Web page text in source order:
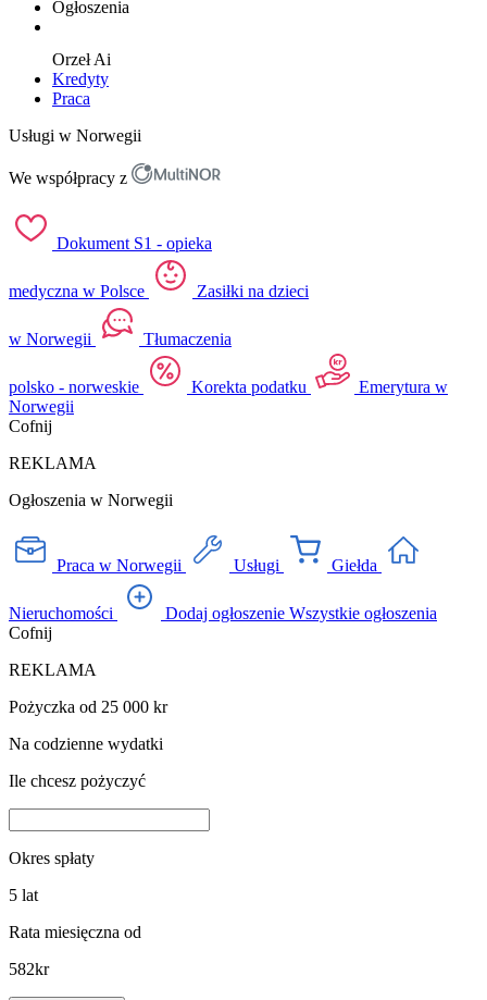
Ogłoszenia
OrzełAi
Kredyty
Praca
Usługi w Norwegii
We współpracy z
Dokument S1 - opieka
medyczna w Polsce Zasiłki na dzieci
w Norwegii Tłumaczenia
polsko - norweskie Korekta podatku
Emerytura w
Norwegii
Cofnij
REKLAMA
Ogłoszenia w Norwegii
Praca w Norwegii Usługi Giełda
Nieruchomości Dodaj ogłoszenie Wszystkie ogłoszenia
Cofnij
REKLAMA
Pożyczka od 25 000 kr
Na codzienne wydatki
Ile chcesz pożyczyć
Okres spłaty
5 lat
Rata miesięczna od
582kr